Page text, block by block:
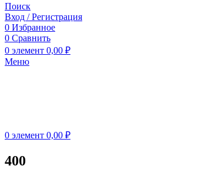
Поиск
Вход / Регистрация
0 Избранное
0 Сравнить
0 элемент 0,00 ₽
Меню
0 элемент 0,00 ₽
400